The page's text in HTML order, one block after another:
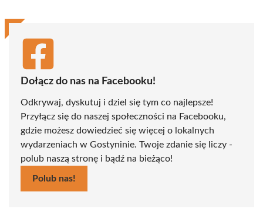
Dołącz do nas na Facebooku!
Odkrywaj, dyskutuj i dziel się tym co najlepsze!
Przyłącz się do naszej społeczności na Facebooku,
gdzie możesz dowiedzieć się więcej o lokalnych
wydarzeniach w Gostyninie. Twoje zdanie się liczy -
polub naszą stronę i bądź na bieżąco!
Polub nas!